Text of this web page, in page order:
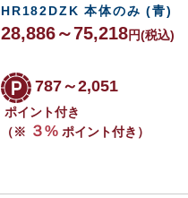
HR182DZK 本体のみ (青)
28,886～75,218円(税込)
787～2,051
ポイント付き
（※ ３%ポイント付き）